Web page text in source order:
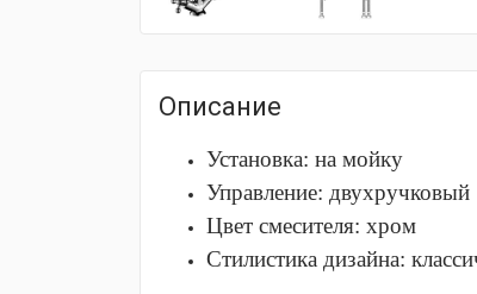
Описание
Установка: на мойку
Управление: двухручковый
Цвет смесителя: хром
Стилистика дизайна: